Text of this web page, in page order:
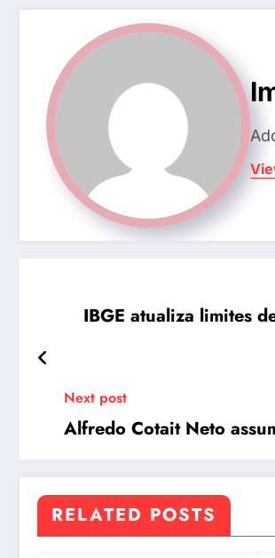
IBGE atualiza limites
Next post
Alfredo Cotait Neto
RELATED POSTS